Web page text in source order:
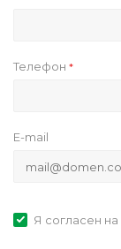
Телефон *
E-mail
Я согласен на